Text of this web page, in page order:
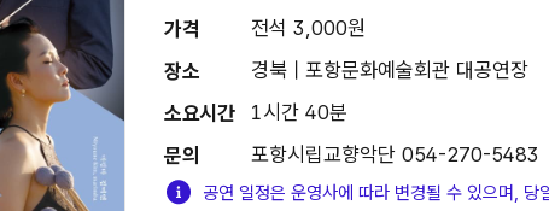
가격
전석 3,000원
장소
경북 | 포항문화예술회관 대공연장
소요시간
1시간 40분
문의
포항시립교향악단 054-270-5483
공연 일정은 운영사에 따라 변경될 수 있으며,